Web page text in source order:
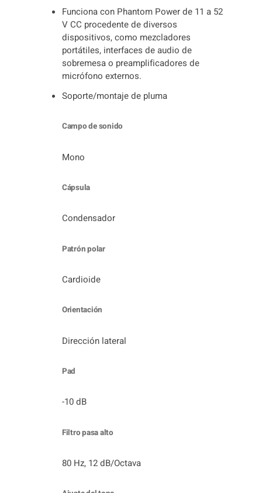
Funciona con Phantom Power de 11 a 52
V CC procedente de diversos
dispositivos, como mezcladores
portátiles, interfaces de audio de
sobremesa o preamplificadores de
micrófono externos.
Soporte/montaje de pluma
Campo de sonido
Mono
Cápsula
Condensador
Patrón polar
Cardioide
Orientación
Dirección lateral
Pad
-10 dB
Filtro pasa alto
80 Hz, 12 dB/Octava